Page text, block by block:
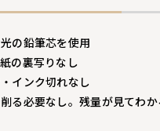
の鉛筆芯を使用
の裏写りなし
インク切れなし
削る必要なし。残量が見てわ